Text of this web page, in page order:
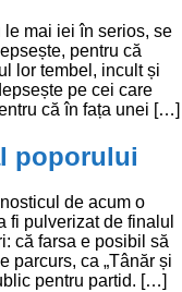
mai iei în serios, se
pentru că
lor tembel, incult și
pe cei care
că în fața unei […]
poporului
de acum o
fi pulverizat de finalul
că farsa e posibil să
parcurs, ca „Tânăr și
pentru partid. […]